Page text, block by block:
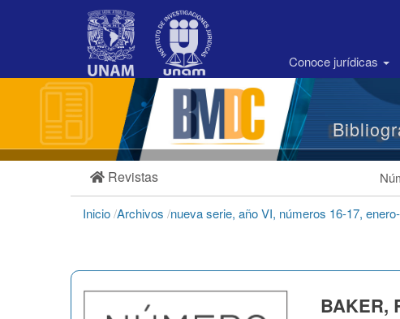
Barra
Conoce jurídicas
Revistas
Inicio/Archivos /nueva serie, año VI, números 16-17,
BAKER,